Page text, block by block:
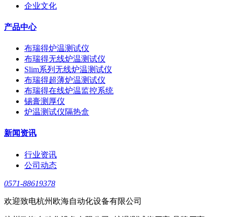
企业文化
产品中心
布瑞得炉温测试仪
布瑞得无线炉温测试仪
Slim系列无线炉温测试仪
布瑞得超薄炉温测试仪
布瑞得在线炉温监控系统
锡膏测厚仪
炉温测试仪隔热盒
新闻资讯
行业资讯
公司动态
0571-88619378
欢迎致电杭州欧海自动化设备有限公司